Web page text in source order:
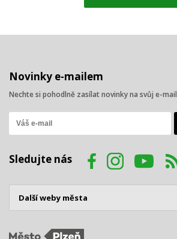
Novinky e-mailem
Nechte si pohodlně zasílat novinky na svůj e-mail
Sledujte nás